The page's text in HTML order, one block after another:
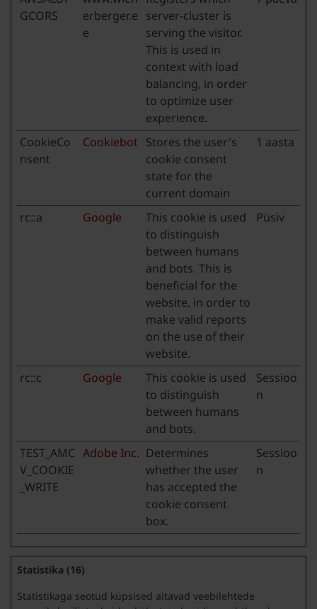
GCORS
erberger.e
e
server-cluster is
serving the visitor.
This is used in
context with load
balancing, in order
to optimize user
experience.
CookieCo
nsent
Cookiebot Stores the user's
cookie consent
state for the
current domain
1 aasta
rc::a Google
This cookie is used
to distinguish
between humans
and bots. This is
beneficial for the
website, in order to
make valid reports
on the use of their
website.
Püsiv
rc::c Google
This cookie is used
to distinguish
between humans
and bots.
Sessioo
n
TEST_AMC
V_COOKIE
_WRITE
Adobe Inc. Determines
whether the user
has accepted the
cookie consent
box.
Sessioo
n
Statistika (16)
Statistikaga seotud küpsised aitavad veebilehtede